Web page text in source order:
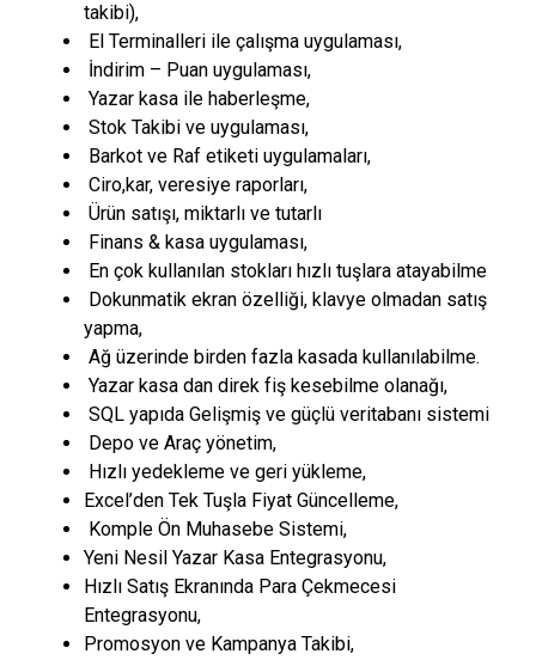
takibi),
El Terminalleri ile çalışma uygulaması,
İndirim – Puan uygulaması,
Yazar kasa ile haberleşme,
Stok Takibi ve uygulaması,
Barkot ve Raf etiketi uygulamaları,
Ciro,kar, veresiye raporları,
Ürün satışı, miktarlı ve tutarlı
Finans & kasa uygulaması,
En çok kullanılan stokları hızlı tuşlara atayabilme
Dokunmatik ekran özelliği, klavye olmadan satış
yapma,
Ağ üzerinde birden fazla kasada kullanılabilme.
Yazar kasa dan direk fiş kesebilme olanağı,
SQL yapıda Gelişmiş ve güçlü veritabanı sistemi
Depo ve Araç yönetim,
Hızlı yedekleme ve geri yükleme,
Excel’den Tek Tuşla Fiyat Güncelleme,
Komple Ön Muhasebe Sistemi,
Yeni Nesil Yazar Kasa Entegrasyonu,
Hızlı Satış Ekranında Para Çekmecesi
Entegrasyonu,
Promosyon ve Kampanya Takibi,